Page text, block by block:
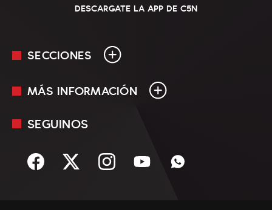
DESCARGATE LA APP DE C5N
SECCIONES
En Vivo
Sociedad
MÁS INFORMACIÓN
Mediakit
Términos y condiciones
SEGUINOS